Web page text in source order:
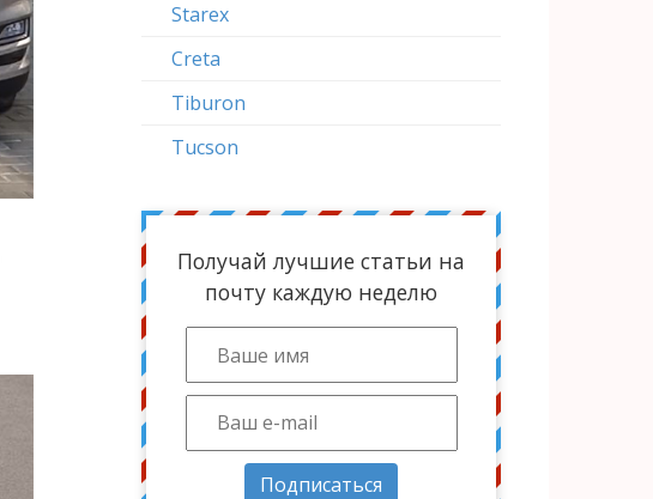
Starex
Creta
Tiburon
Tucson
Получай лучшие статьи на
почту каждую неделю
Подписаться